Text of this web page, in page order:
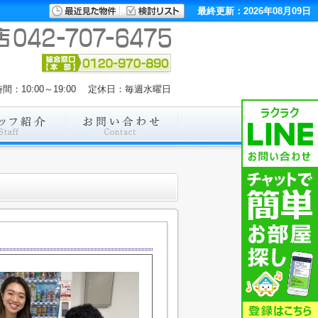
最終更新：2026年08月09日
間：10:00～19:00 定休日：毎週水曜日